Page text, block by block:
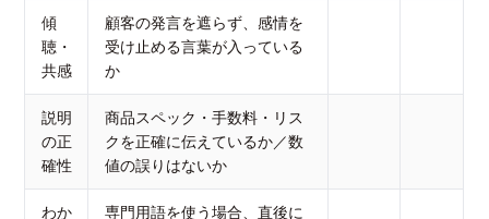
傾
聴・
共感
顧客の発言を遮らず、感情を
受け止める言葉が入っている
か
説明
の正
確性
商品スペック・手数料・リス
クを正確に伝えているか／数
値の誤りはないか
わか 専門用語を使う場合、直後に